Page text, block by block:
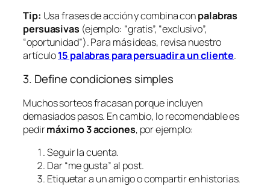
Tip: Usa frases de acción y combina conpalabras
persuasivas (ejemplo: “gratis”, “exclusivo”,
“oportunidad”). Para más ideas, revisa nuestro
artículo15 palabras para persuadir a un cliente.
3. Define condiciones simples
Muchos sorteos fracasan porque incluyen
demasiados pasos. En cambio, lo recomendable es
pedirmáximo 3 acciones, por ejemplo:
Seguir la cuenta.
Dar “me gusta” al post.
Etiquetar a un amigo o compartir en historias.